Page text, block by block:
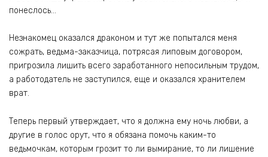
понеслось…
Незнакомец оказался драконом и тут же попытался меня
сожрать, ведьма-заказчица, потрясая липовым договором,
пригрозила лишить всего заработанного непосильным трудом,
а работодатель не заступился, еще и оказался хранителем
врат.
Теперь первый утверждает, что я должна ему ночь любви, а
другие в голос орут, что я обязана помочь каким-то
ведьмочкам, которым грозит то ли вымирание, то ли лишение